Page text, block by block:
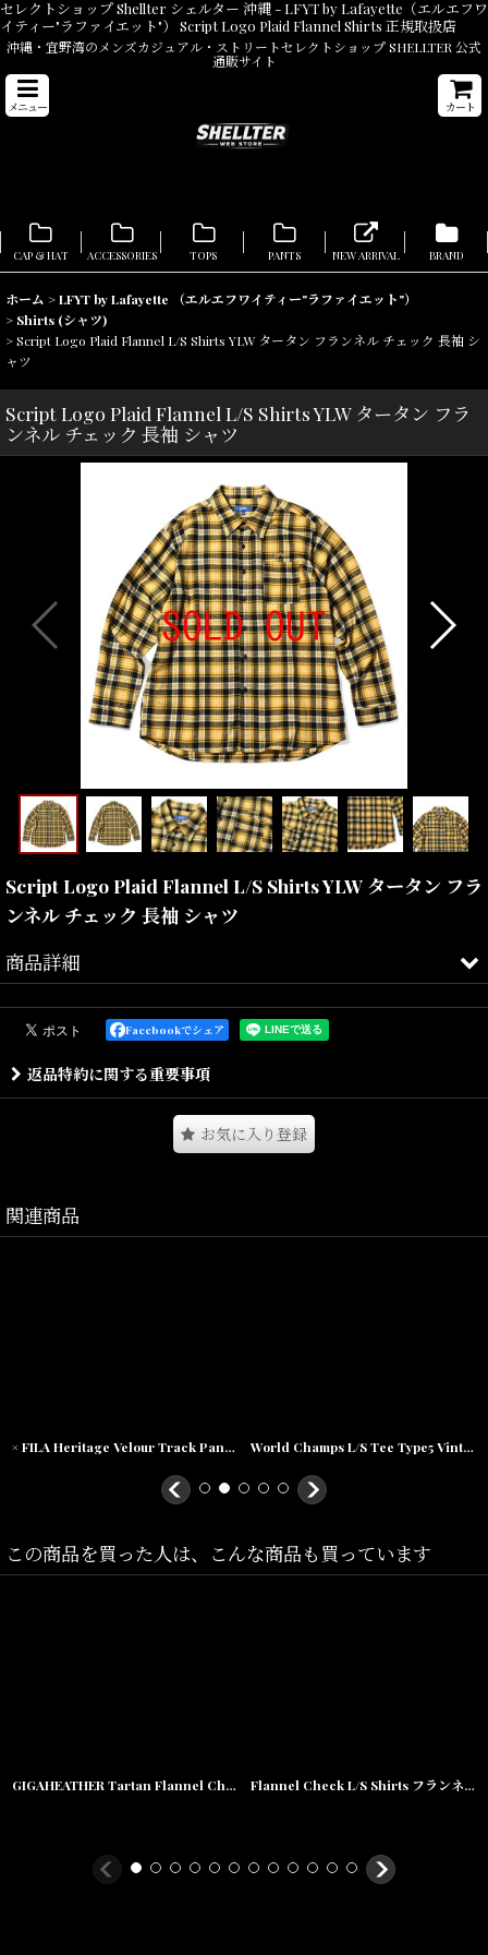
セレクトショップ Shellter シェルター 沖縄 - LFYT by Lafayette（エルエフワ
イティー"ラファイエット"） Script Logo Plaid Flannel Shirts 正規取扱店
沖縄・宜野湾のメンズカジュアル・ストリートセレクトショップ SHELLTER 公式
通販サイト
メニュー カート
CAP & HAT ACCESSORIES TOPS PANTS NEW ARRIVAL BRAND
ホーム >LFYT by Lafayette （エルエフワイティー"ラファイエット"）
> Shirts (シャツ)
>Script Logo Plaid Flannel L/S Shirts YLW タータン フランネル チェック 長袖 シ
ャツ
Script Logo Plaid Flannel L/S Shirts YLW タータン フラ
ンネル チェック 長袖 シャツ
Script Logo Plaid Flannel L/S Shirts YLW タータン フラ
ンネル チェック 長袖 シャツ
商品詳細
タータンチェック柄の鮮やかなフランネル生地を使用したカジュア
ルなネルシャツとなります。
左胸にスクリプトフォントのLafayetteロゴを刺繍したシンプルなデ
ザイン。
さまざまなアイテムと相性の良い着回しの効く一着。
M(着丈:75cm,身幅:58cm,肩幅:49cm,袖丈:61cm)
Facebookでシェア
返品特約に関する重要事項
お気に入り登録
関連商品
× FILA Heritage Velour Track Pants フィラ ベロア トラック パンツ World Champs L/S Tee Type5 Vintage Edition ワールド チャンプ ビンテージ 長袖 Tシャツ
この商品を買った人は、こんな商品も買っています
GIGAHEATHER Tartan Flannel Check Shirts BLU タータン チェック ネルシャツ チェック シャツ Flannel Check L/S Shirts フランネル チェック 長袖 シャツ